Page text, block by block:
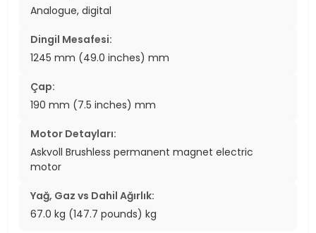
Analogue, digital
Dingil Mesafesi:
1245 mm (49.0 inches) mm
Çap:
190 mm (7.5 inches) mm
Motor Detayları:
Askvoll Brushless permanent magnet electric
motor
Yağ, Gaz vs Dahil Ağırlık:
67.0 kg (147.7 pounds) kg